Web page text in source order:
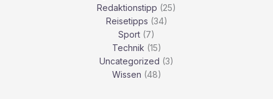
Redaktionstipp (25)
Reisetipps (34)
Sport (7)
Technik (15)
Uncategorized (3)
Wissen (48)